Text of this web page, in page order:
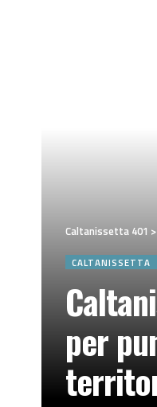
Caltanissetta 401 >
CALTANISSETTA
per